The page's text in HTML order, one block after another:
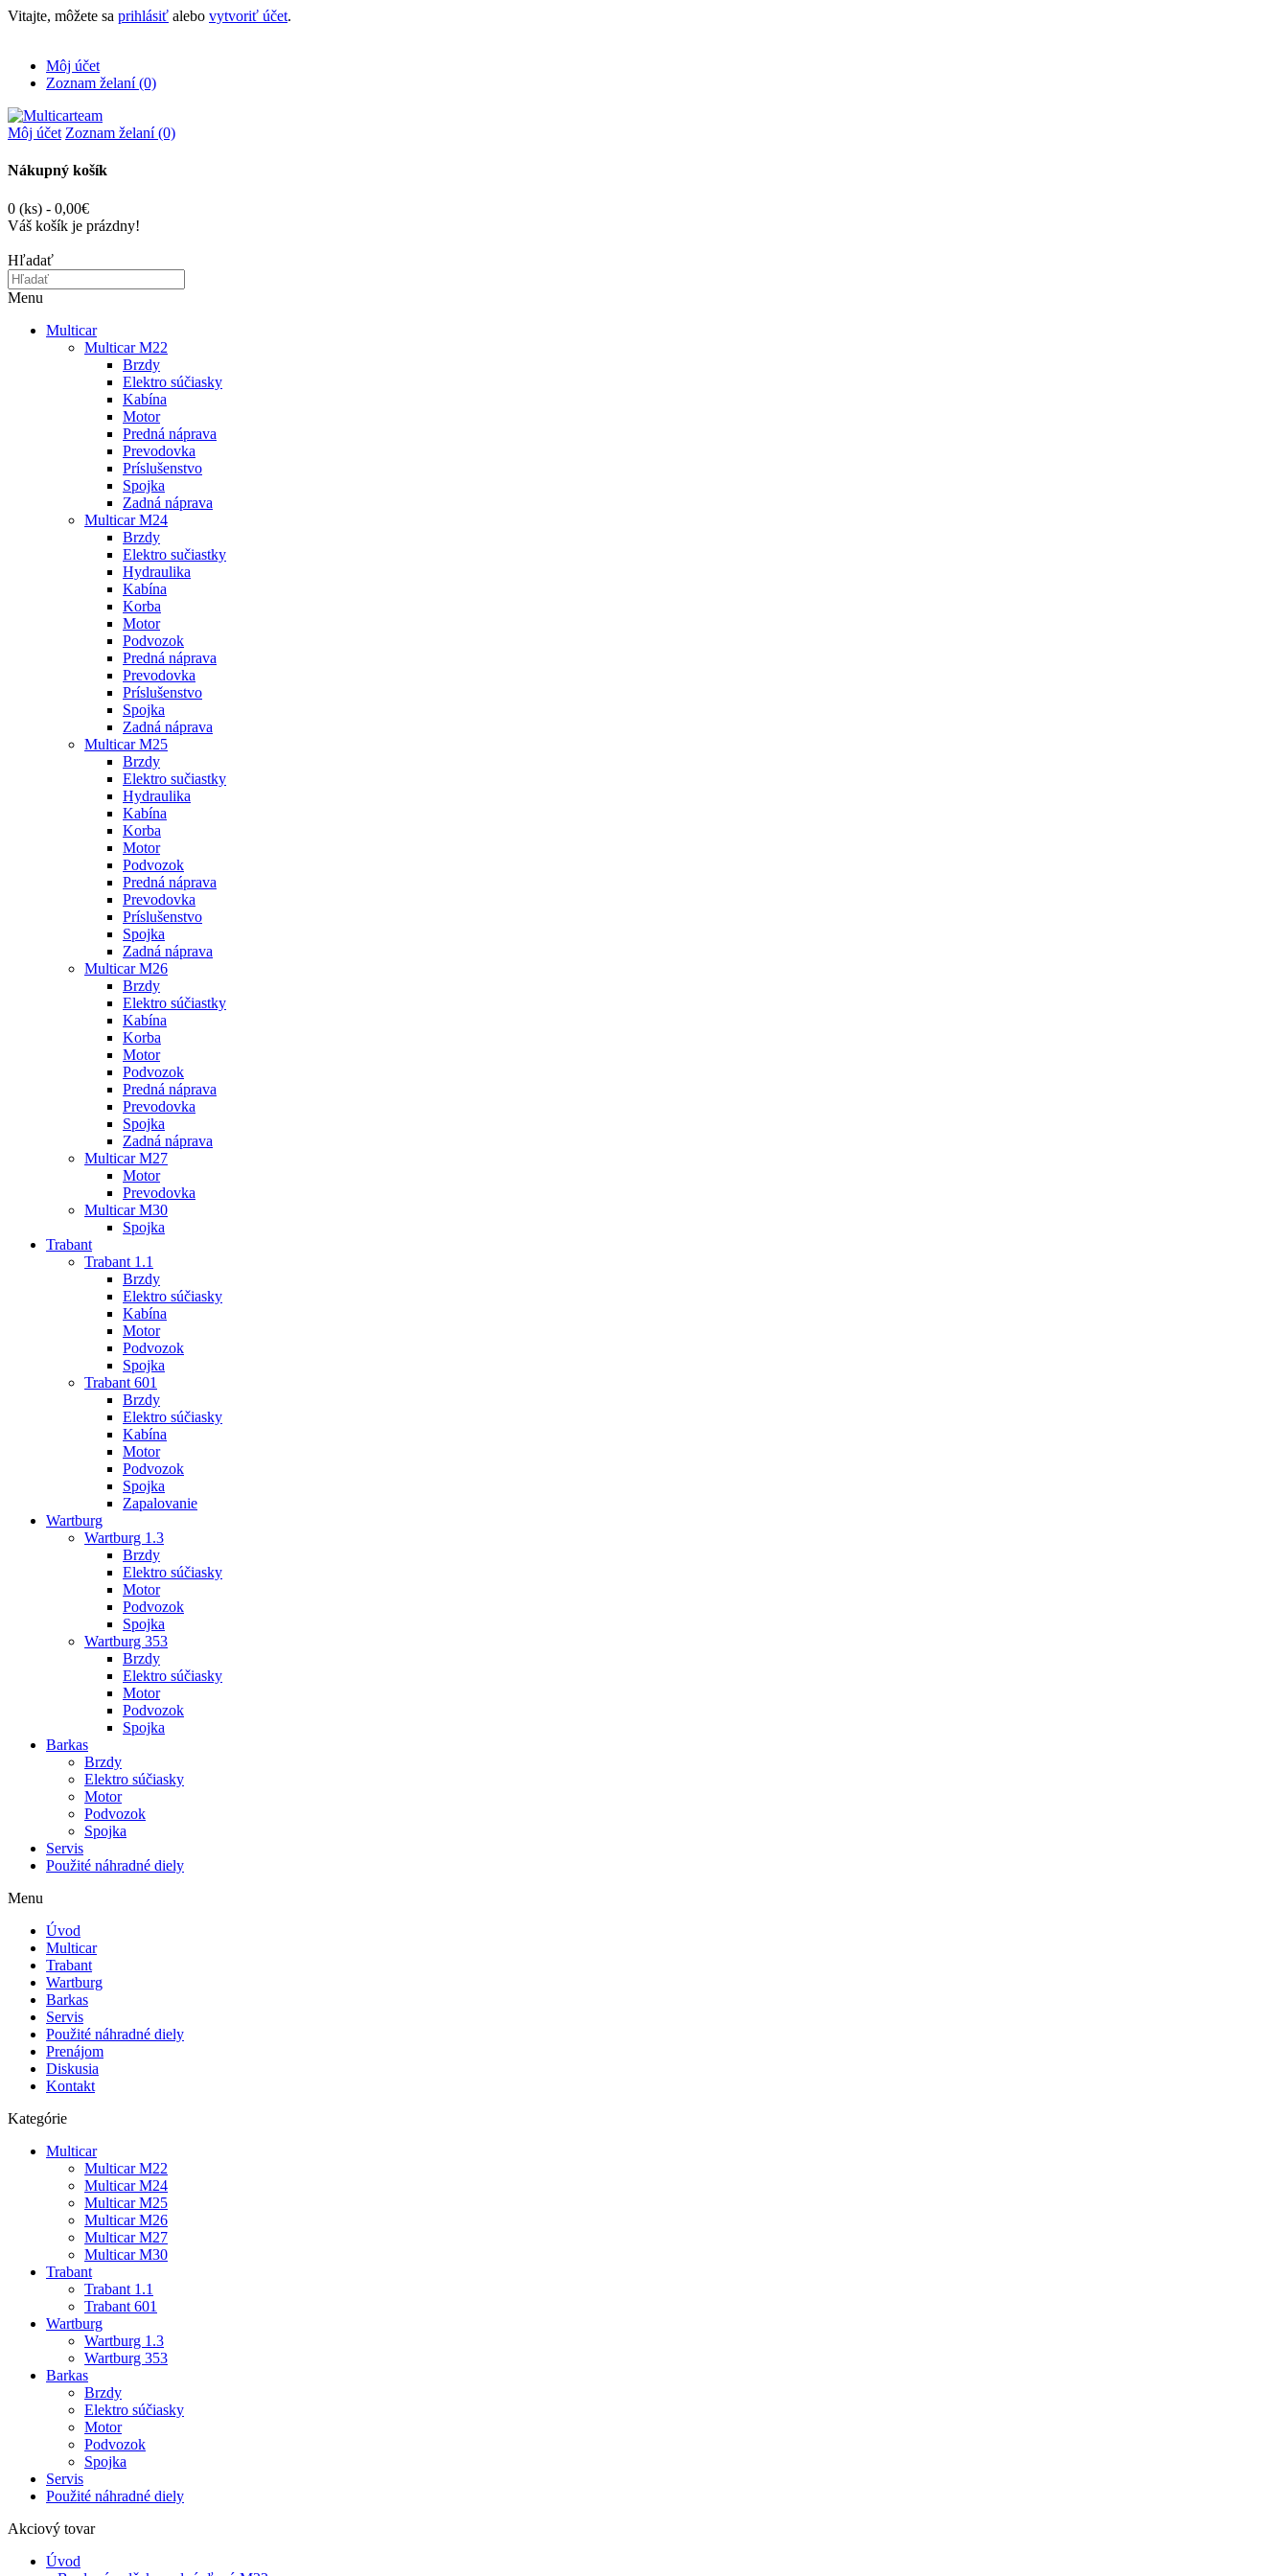
Vitajte, môžete sa prihlásiť alebo vytvoriť účet.
Môj účet
Zoznam želaní (0)
Môj účet Zoznam želaní (0)
Nákupný košík
0 (ks) - 0,00€
Váš košík je prázdny!
Hľadať
Menu
Multicar
Multicar M22
Brzdy
Elektro súčiasky
Kabína
Motor
Predná náprava
Prevodovka
Príslušenstvo
Spojka
Zadná náprava
Multicar M24
Brzdy
Elektro sučiastky
Hydraulika
Kabína
Korba
Motor
Podvozok
Predná náprava
Prevodovka
Príslušenstvo
Spojka
Zadná náprava
Multicar M25
Brzdy
Elektro sučiastky
Hydraulika
Kabína
Korba
Motor
Podvozok
Predná náprava
Prevodovka
Príslušenstvo
Spojka
Zadná náprava
Multicar M26
Brzdy
Elektro súčiastky
Kabína
Korba
Motor
Podvozok
Predná náprava
Prevodovka
Spojka
Zadná náprava
Multicar M27
Motor
Prevodovka
Multicar M30
Spojka
Trabant
Trabant 1.1
Brzdy
Elektro súčiasky
Kabína
Motor
Podvozok
Spojka
Trabant 601
Brzdy
Elektro súčiasky
Kabína
Motor
Podvozok
Spojka
Zapalovanie
Wartburg
Wartburg 1.3
Brzdy
Elektro súčiasky
Motor
Podvozok
Spojka
Wartburg 353
Brzdy
Elektro súčiasky
Motor
Podvozok
Spojka
Barkas
Brzdy
Elektro súčiasky
Motor
Podvozok
Spojka
Servis
Použité náhradné diely
Menu
Úvod
Multicar
Trabant
Wartburg
Barkas
Servis
Použité náhradné diely
Prenájom
Diskusia
Kontakt
Kategórie
Multicar
Multicar M22
Multicar M24
Multicar M25
Multicar M26
Multicar M27
Multicar M30
Trabant
Trabant 1.1
Trabant 601
Wartburg
Wartburg 1.3
Wartburg 353
Barkas
Brzdy
Elektro súčiasky
Motor
Podvozok
Spojka
Servis
Použité náhradné diely
Akciový tovar
Úvod